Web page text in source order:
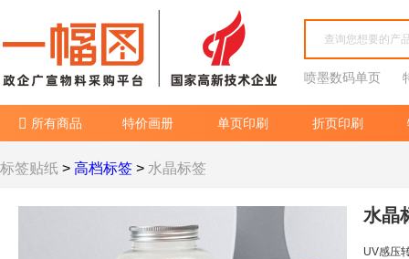
喷墨数码单页
 所有商品 特价画册 单页印刷 折页印刷
标签贴纸 > 高档标签 > 水晶标签
水晶
UV感压